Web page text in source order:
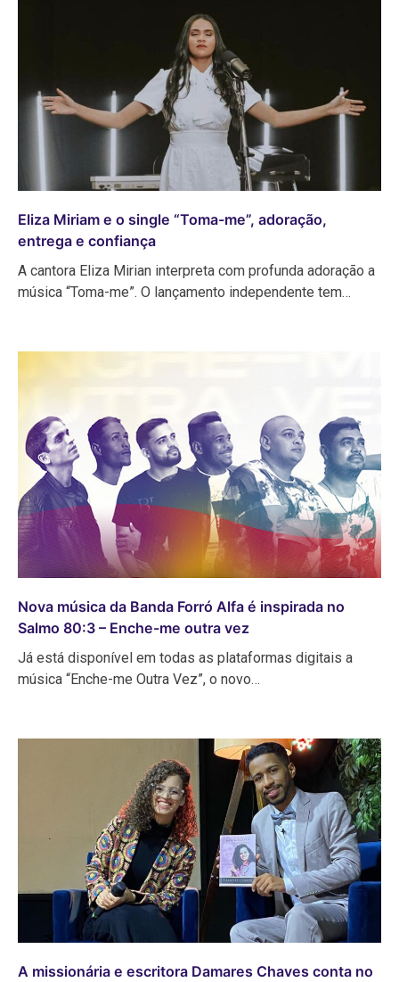
Eliza Miriam e o single “Toma-me”, adoração,
entrega e confiança
A cantora Eliza Mirian interpreta com profunda adoração a
música “Toma-me”. O lançamento independente tem…
Nova música da Banda Forró Alfa é inspirada no
Salmo 80:3 – Enche-me outra vez
Já está disponível em todas as plataformas digitais a
música “Enche-me Outra Vez”, o novo…
A missionária e escritora Damares Chaves conta no